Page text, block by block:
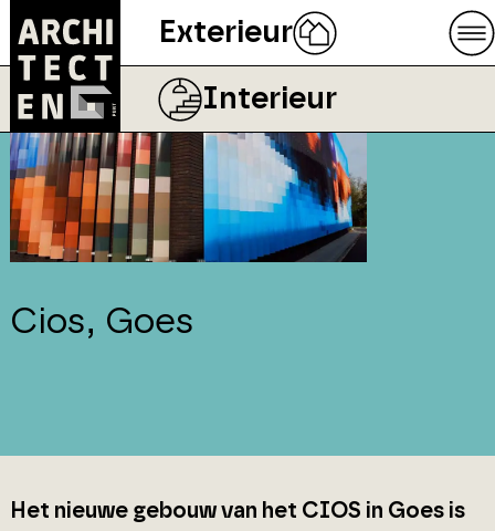
Exterieur
Interieur
Cios, Goes
Het nieuwe gebouw van het CIOS in Goes is